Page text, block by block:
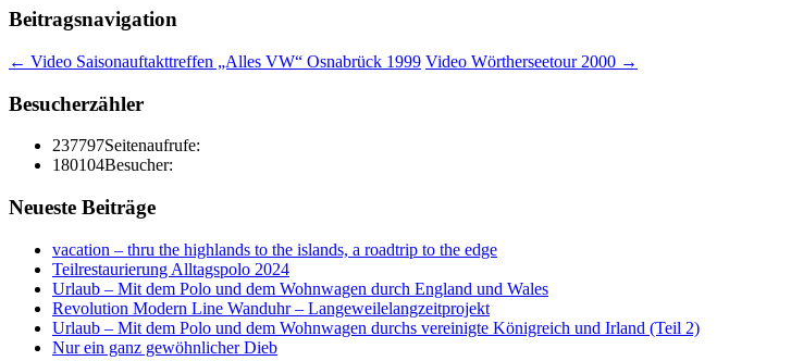
Beitragsnavigation
← Video Saisonauftakttreffen „Alles VW“ Osnabrück 1999 Video Wörtherseetour 2000 →
Besucherzähler
237797Seitenaufrufe:
180104Besucher:
Neueste Beiträge
vacation – thru the highlands to the islands, a roadtrip to the edge
Teilrestaurierung Alltagspolo 2024
Urlaub – Mit dem Polo und dem Wohnwagen durch England und Wales
Revolution Modern Line Wanduhr – Langeweilelangzeitprojekt
Urlaub – Mit dem Polo und dem Wohnwagen durchs vereinigte Königreich und Irland (Teil 2)
Nur ein ganz gewöhnlicher Dieb